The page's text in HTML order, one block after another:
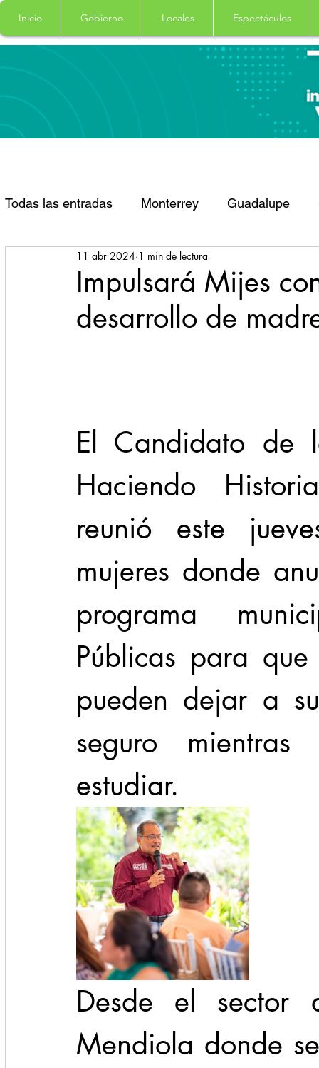
Inicio Gobierno Locales Espectáculos
Todas las entradas Monterrey Guadalupe
Santa Catarina San Pedro Garza Garcia
Espectaculos Clima Principal Salud
Seguridad 1 enero 31abr
Impulsará Mijes
desarrollo de
11 abr 2024 1 min de lectura
El Candidato de
Haciendo
reunió este
mujeres donde
programa
Públicas para
pueden dejar a
seguro
estudiar.
Desde el sector
Mendiola donde